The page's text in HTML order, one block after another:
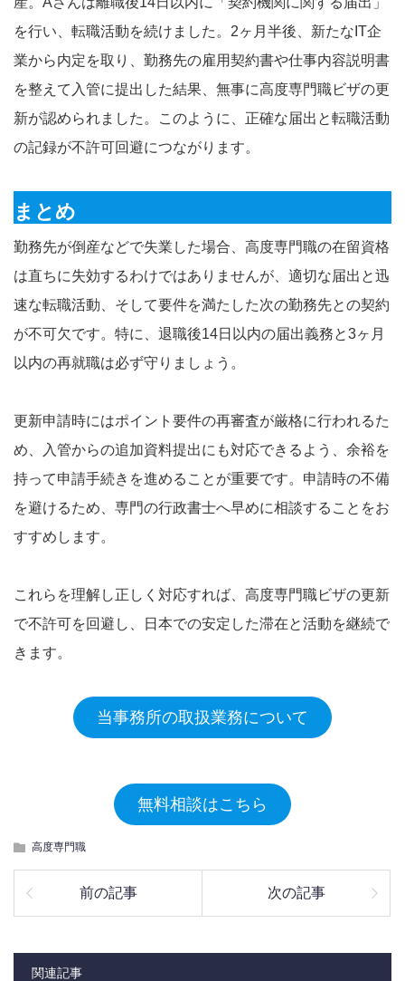
を行い、転職活動を続けました。2ヶ月半後、新たなIT企
業から内定を取り、勤務先の雇用契約書や仕事内容説明書
を整えて入管に提出した結果、無事に高度専門職ビザの更
新が認められました。このように、正確な届出と転職活動
の記録が不許可回避につながります。
まとめ
勤務先が倒産などで失業した場合、高度専門職の在留資格
は直ちに失効するわけではありませんが、適切な届出と迅
速な転職活動、そして要件を満たした次の勤務先との契約
が不可欠です。特に、退職後14日以内の届出義務と3ヶ月
以内の再就職は必ず守りましょう。
更新申請時にはポイント要件の再審査が厳格に行われるた
め、入管からの追加資料提出にも対応できるよう、余裕を
持って申請手続きを進めることが重要です。申請時の不備
を避けるため、専門の行政書士へ早めに相談することをお
すすめします。
これらを理解し正しく対応すれば、高度専門職ビザの更新
で不許可を回避し、日本での安定した滞在と活動を継続で
きます。
当事務所の取扱業務について
無料相談はこちら
高度専門職
前の記事 次の記事
関連記事